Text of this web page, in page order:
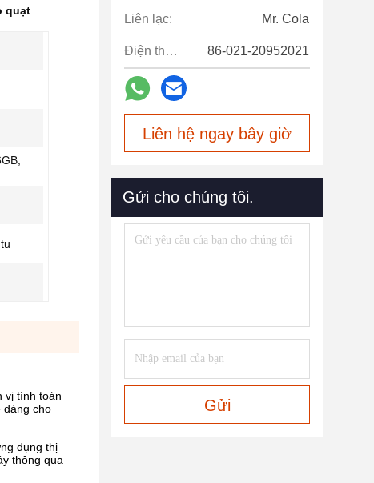
quạt
vị tính toán
dàng cho
dụng thị
thông qua
Liên lạc: Mr. Cola
Điện thoại: 86-021-20952021
Liên hệ ngay bây giờ
Gửi cho chúng tôi.
Gửi